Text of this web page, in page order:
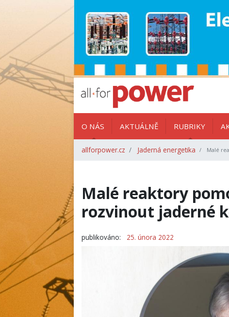
O NÁS AKTUÁLNĚ RUBRIKY
allforpower.cz Jaderná energetika Malé
Malé reaktory
rozvinout jaderné
publikováno: 25. února 2022